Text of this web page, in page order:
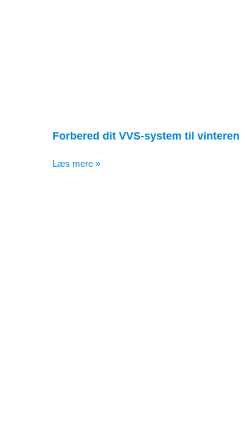
Forbered dit VVS-system til vinteren
Læs mere »